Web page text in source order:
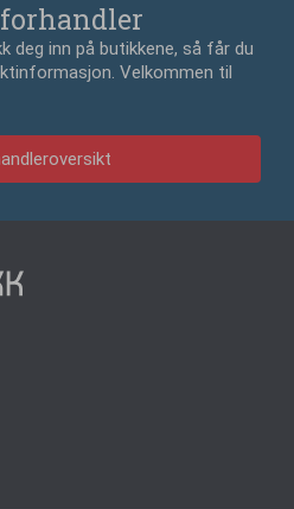
deg inn på butikkene, så får du
Velkommen til